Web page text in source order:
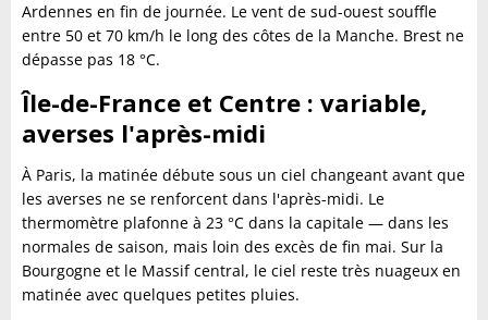
Ardennes en fin de journée. Le vent de sud-ouest souffle
entre 50 et 70 km/h le long des côtes de la Manche. Brest ne
dépasse pas 18 °C.
Île-de-France et Centre : variable,
averses l'après-midi
À Paris, la matinée débute sous un ciel changeant avant que
les averses ne se renforcent dans l'après-midi. Le
thermomètre plafonne à 23 °C dans la capitale — dans les
normales de saison, mais loin des excès de fin mai. Sur la
Bourgogne et le Massif central, le ciel reste très nuageux en
matinée avec quelques petites pluies.